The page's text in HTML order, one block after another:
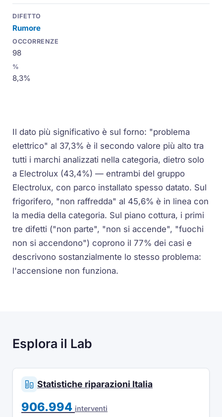
Rumore
98
8,3%
Il dato più significativo è sul forno: "problema
elettrico" al 37,3% è il secondo valore più alto tra
tutti i marchi analizzati nella categoria, dietro solo
a Electrolux (43,4%) — entrambi del gruppo
Electrolux, con parco installato spesso datato. Sul
frigorifero, "non raffredda" al 45,6% è in linea con
la media della categoria. Sul piano cottura, i primi
tre difetti ("non parte", "non si accende", "fuochi
non si accendono") coprono il 77% dei casi e
descrivono sostanzialmente lo stesso problema:
l'accensione non funziona.
Esplora il Lab
Statistiche riparazioni Italia
906.994 interventi